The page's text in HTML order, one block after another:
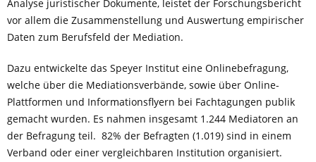
Analyse juristischer Dokumente, leistet der Forschungsbericht
vor allem die Zusammenstellung und Auswertung empirischer
Daten zum Berufsfeld der Mediation.
Dazu entwickelte das Speyer Institut eine Onlinebefragung,
welche über die Mediationsverbände, sowie über Online-
Plattformen und Informationsflyern bei Fachtagungen publik
gemacht wurden. Es nahmen insgesamt 1.244 Mediatoren an
der Befragung teil. 82% der Befragten (1.019) sind in einem
Verband oder einer vergleichbaren Institution organisiert.